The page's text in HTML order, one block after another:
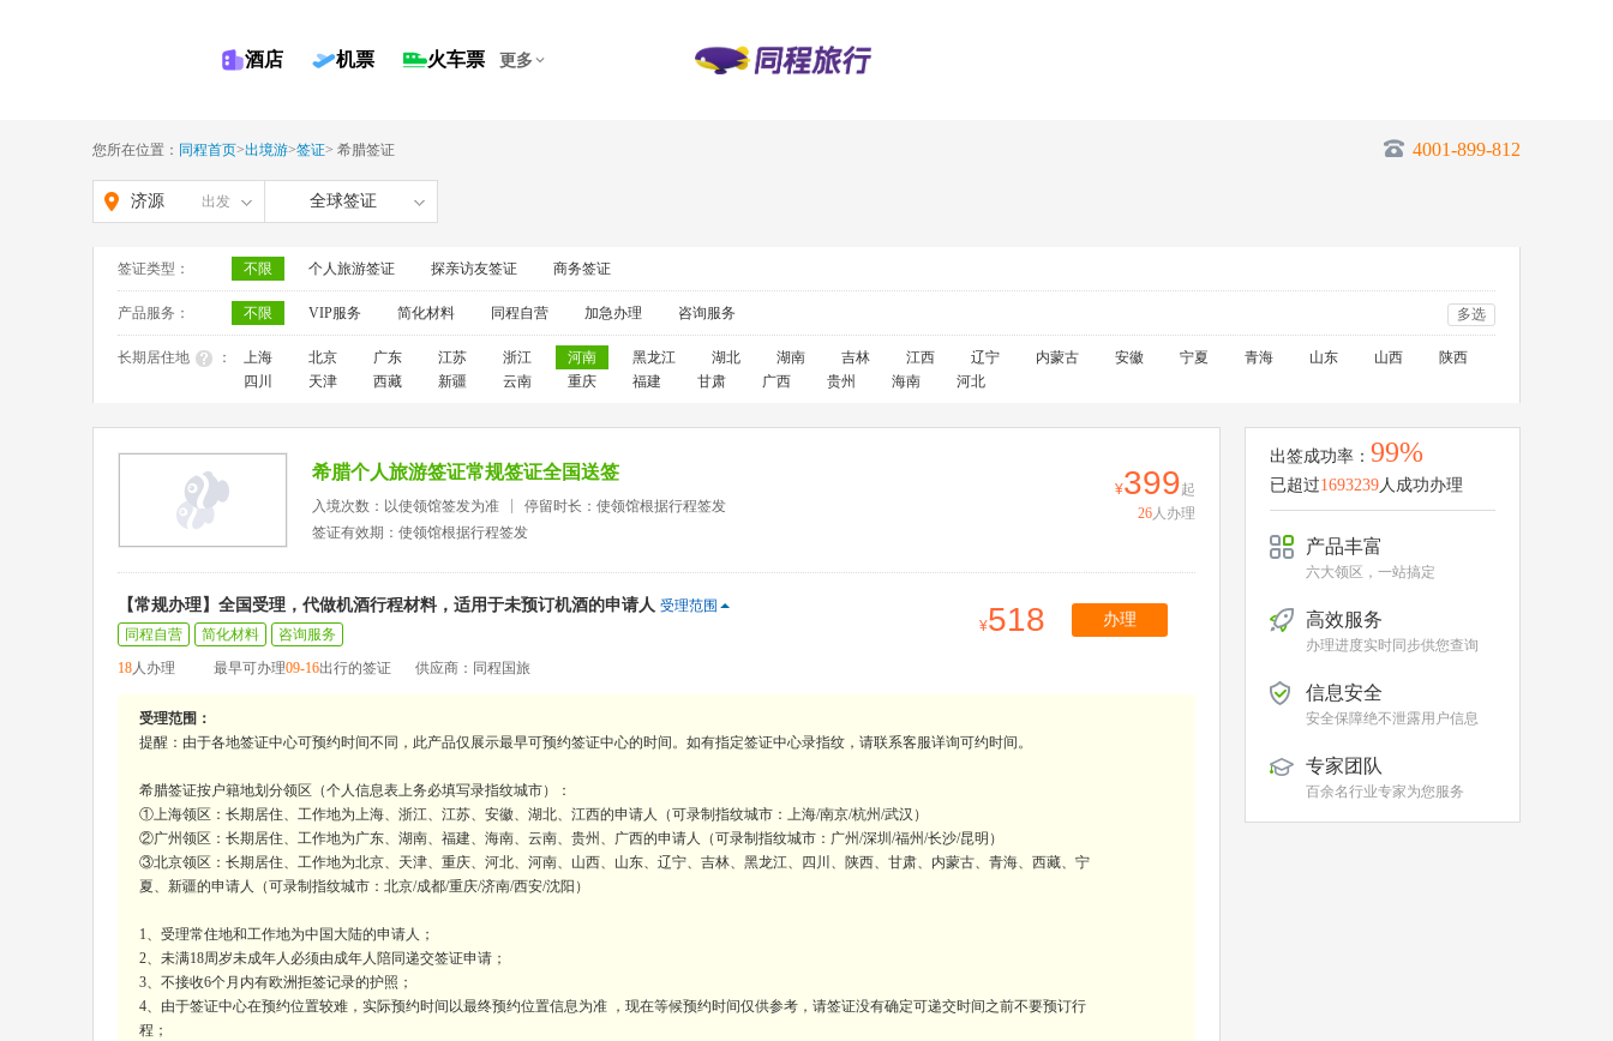
酒店 机票 火车票 更多
您所在位置： 同程首页>出境游>签证> 希腊签证 4001-899-812
济源 出发 全球签证
签证类型： 不限 个人旅游签证 探亲访友签证 商务签证
产品服务： 不限 VIP服务 简化材料 同程自营 加急办理 咨询服务 多选
长期居住地 ： 上海 北京 广东 江苏 浙江 河南 黑龙江 湖北 湖南 吉林 江西 辽宁 内蒙古 安徽 宁夏 青海 山东 山西
陕西
四川
天津 西藏 新疆 云南 重庆 福建 甘肃 广西 贵州 海南 河北
希腊个人旅游签证常规签证全国送签
入境次数：以使领馆签发为准
停留时长：使领馆根据行程签发
签证有效期：使领馆根据行程签发
399起
26人办理
【常规办理】全国受理，代做机酒行程材料，适用于未预订机酒的申请人 受理范围
同程自营
简化材料
咨询服务
18人办理 最早可办理09-16出行的签证 供应商：同程国旅
518 办理
受理范围：
提醒：由于各地签证中心可预约时间不同，此产品仅展示最早可预约签证中心的时间。如有指定签证中心录指纹，请联系客服详询可约时间。
希腊签证按户籍地划分领区（个人信息表上务必填写录指纹城市）：
①上海领区：长期居住、工作地为上海、浙江、江苏、安徽、湖北、江西的申请人（可录制指纹城市：上海/南京/杭州/武汉）
②广州领区：长期居住、工作地为广东、湖南、福建、海南、云南、贵州、广西的申请人（可录制指纹城市：广州/深圳/福州/长沙/昆明）
③北京领区：长期居住、工作地为北京、天津、重庆、河北、河南、山西、山东、辽宁、吉林、黑龙江、四川、陕西、甘肃、内蒙古、青海、西藏、宁
夏、新疆的申请人（可录制指纹城市：北京/成都/重庆/济南/西安/沈阳）
1、受理常住地和工作地为中国大陆的申请人；
2、未满18周岁未成年人必须由成年人陪同递交签证申请；
3、不接收6个月内有欧洲拒签记录的护照；
4、由于签证中心在预约位置较难，实际预约时间以最终预约位置信息为准 ，现在等候预约时间仅供参考，请签证没有确定可递交时间之前不要预订行
程；
出签成功率： 99%
已超过1693239人成功办理
产品丰富
六大领区，一站搞定
高效服务
办理进度实时同步供您查询
信息安全
安全保障绝不泄露用户信息
专家团队
百余名行业专家为您服务